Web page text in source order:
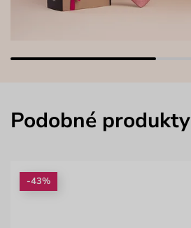
Podobné produkty
-43%